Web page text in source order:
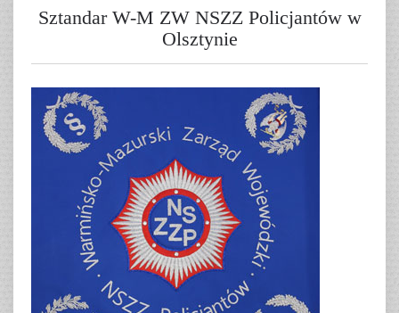
Sztandar W-M ZW NSZZ Policjantów w
Olsztynie